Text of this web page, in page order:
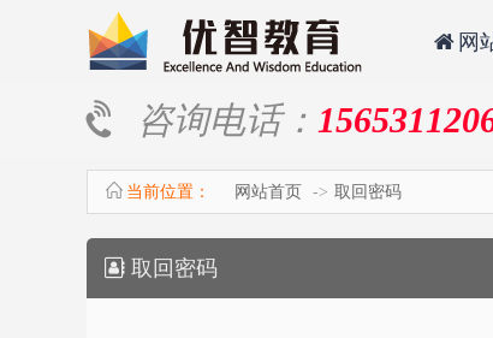
网
咨询电话：
当前位置： 网站首页 取回密码
取回密码